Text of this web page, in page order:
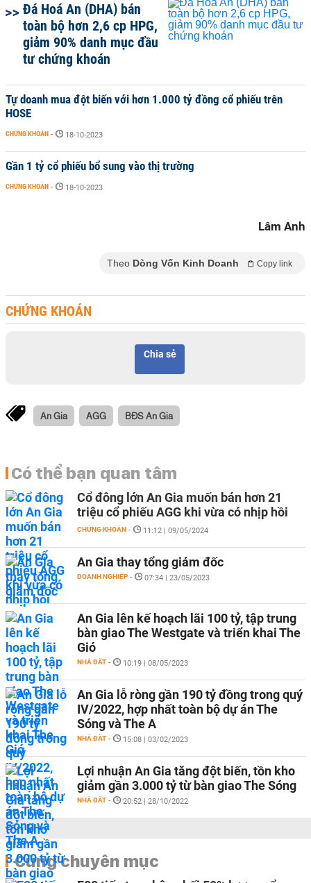
Đá Hoá An (DHA) bán
toàn bộ hơn 2,6 cp HPG,
giảm 90% danh mục đầu
tư chứng khoán
Tự doanh mua đột biến với hơn 1.000 tỷ đồng cổ phiếu trên
HOSE
CHỨNG KHOÁN - 18-10-2023
Gần 1 tỷ cổ phiếu bổ sung vào thị trường
CHỨNG KHOÁN - 18-10-2023
Lâm Anh
Theo Dòng Vốn Kinh Doanh Copy link
CHỨNG KHOÁN
Chia sẻ
An Gia AGG BĐS An Gia
Có thể bạn quan tâm
Cổ đông lớn An Gia muốn bán hơn 21
triệu cổ phiếu AGG khi vừa có nhịp hồi
CHỨNG KHOÁN - 11:12 | 09/05/2024
An Gia thay tổng giám đốc
DOANH NGHIỆP - 07:34 | 23/05/2023
An Gia lên kế hoạch lãi 100 tỷ, tập trung
bàn giao The Westgate và triển khai The
Gió
NHÀ ĐẤT - 10:19 | 08/05/2023
An Gia lỗ ròng gần 190 tỷ đồng trong quý
IV/2022, hợp nhất toàn bộ dự án The
Sóng và The A
NHÀ ĐẤT - 15:08 | 03/02/2023
Lợi nhuận An Gia tăng đột biến, tồn kho
giảm gần 3.000 tỷ từ bàn giao The Sóng
NHÀ ĐẤT - 20:52 | 28/10/2022
Cùng chuyên mục